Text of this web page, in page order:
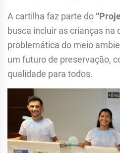
A cartilha faz parte do
busca incluir as crianças na
problemática do meio
um futuro de preservação,
qualidade para todos.